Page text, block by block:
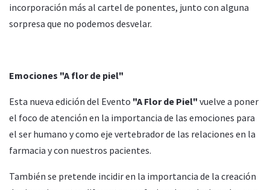
incorporación más al cartel de ponentes, junto con alguna
sorpresa que no podemos desvelar.
Emociones "A flor de piel"
Esta nueva edición del Evento "A Flor de Piel" vuelve a poner
el foco de atención en la importancia de las emociones para
el ser humano y como eje vertebrador de las relaciones en la
farmacia y con nuestros pacientes.
También se pretende incidir en la importancia de la creación